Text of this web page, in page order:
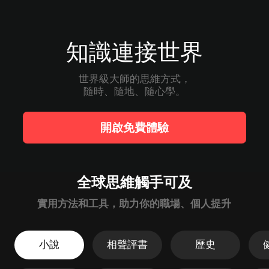
知識連接世界
世界級大師的思維方式，
隨時、隨地、隨心學。
開啟免費體驗
全球思維觸手可及
實用方法和工具，助力你的職場、個人提升
小說 相聲評書 歷史